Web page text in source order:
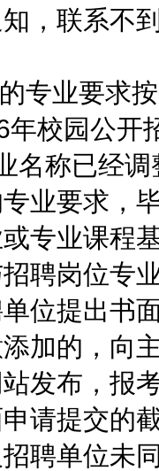
，联系不
业要求按
年校园公开
名称已经
业要求，
专业课程
聘岗位专
位提出书
加的，向
发布，报
请提交的
聘单位未